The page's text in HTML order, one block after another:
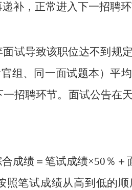
补，正常进入下一招聘环
试导致该职位达不到规
组、同一面试题本）平
招聘环节。面试公告在
成绩＝笔试成绩×50％＋
笔试成绩从高到低的